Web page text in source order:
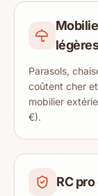
Parasols,
coûtent cher
mobilier
€).
RC